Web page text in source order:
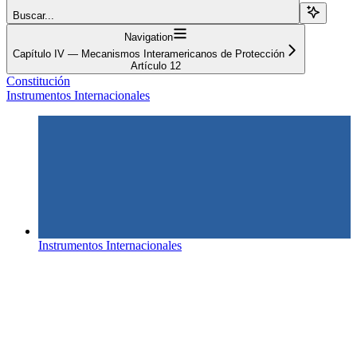
Buscar...
Navigation
Capítulo IV — Mecanismos Interamericanos de Protección
Artículo 12
Constitución
Instrumentos Internacionales
Instrumentos Internacionales